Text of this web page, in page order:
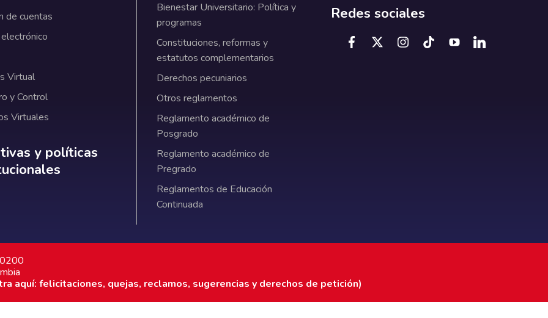
de cuentas
Virtual
y Control
Virtuales
y políticas institucionales
y políticas
Bienestar Universitario: Política y
programas
Constituciones, reformas y
estatutos complementarios
Derechos pecuniarios
Otros reglamentos
Reglamento académico de
Posgrado
Reglamento académico de
Pregrado
Reglamentos de Educación
Continuada
Redes sociales
aquí: felicitaciones, quejas, reclamos, sugerencias y derechos de petición)